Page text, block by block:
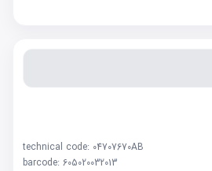
technical code: 04707670AB
barcode: 605020032013